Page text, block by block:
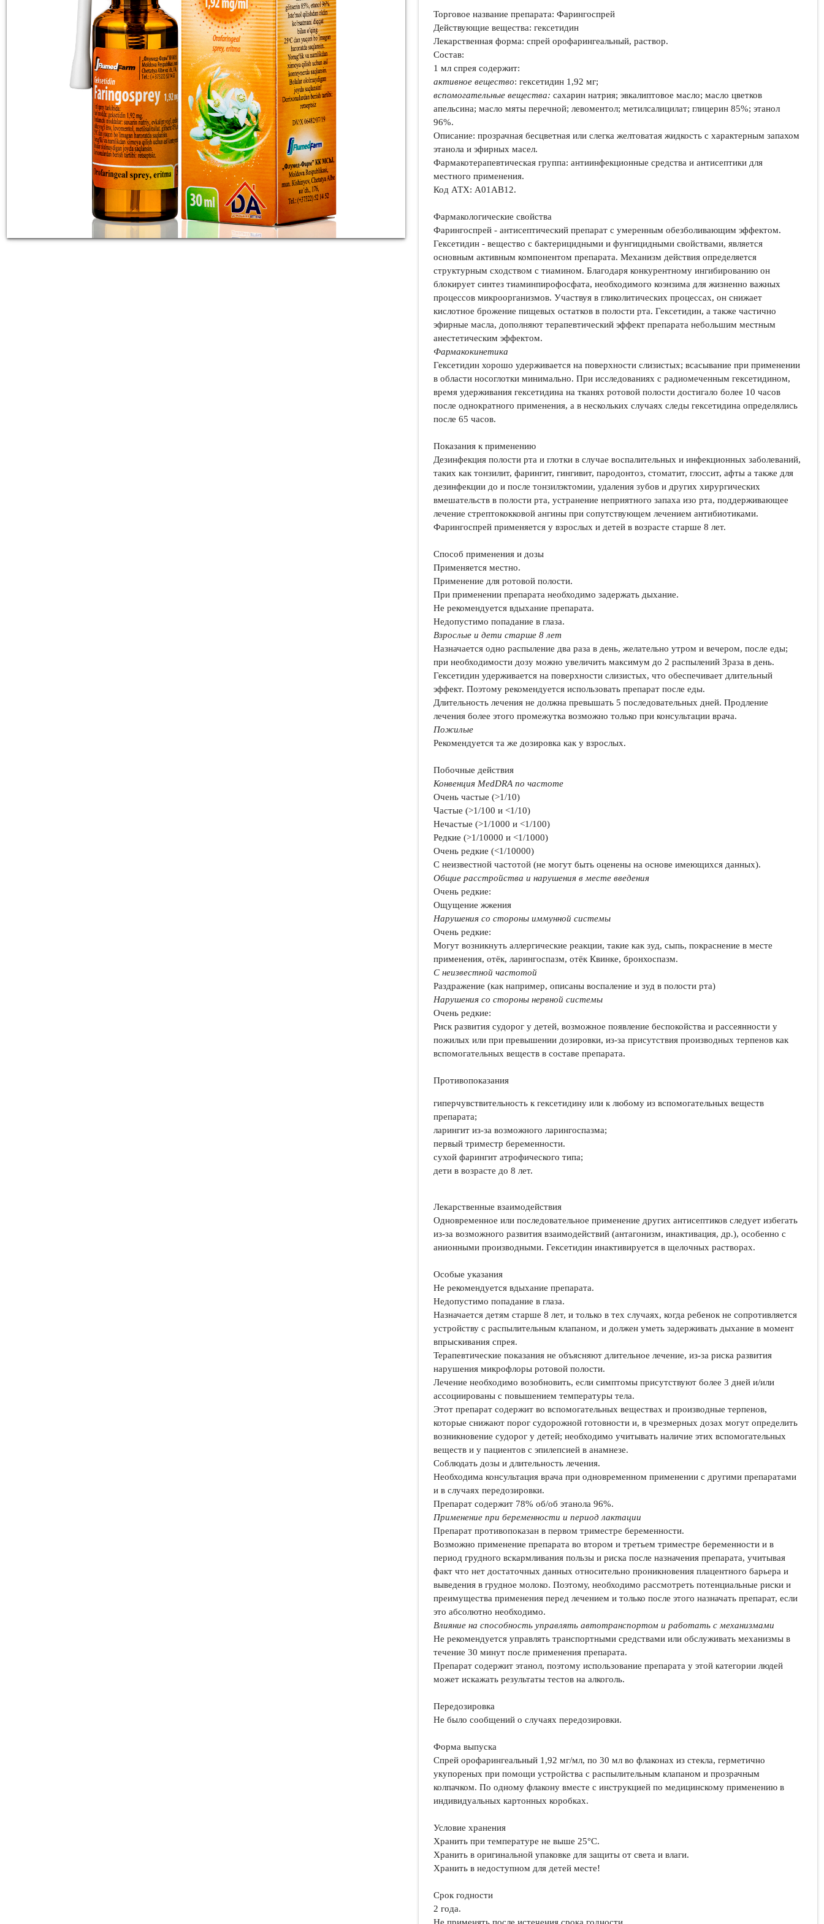
Торговое название препарата: Фарингоспрей
Действующие вещества: гексетидин
Лекарственная форма:спрей орофарингеальный, раствор.
Состав:
1 мл спрея содержит:
активное вещество: гексетидин 1,92 мг;
вспомогательные вещества:сахарин натрия; эвкалиптовое масло; масло цветков
апельсина; масло мяты перечной; левоментол; метилсалицилат; глицерин 85%; этанол
96%.
Описание:прозрачная бесцветная или слегка желтоватая жидкость с характерным запахом
этанола и эфирных масел.
Фармакотерапевтическая группа:антиинфекционные средства и антисептики для
местного применения.
Код АТХ: A01AB12.
Фармакологические свойства
Фарингоспрей - антисептический препарат с умеренным обезболивающим эффектом.
Гексетидин - вещество с бактерицидными и фунгицидными свойствами, является
основным активным компонентом препарата. Механизм действия определяется
структурным сходством с тиамином. Благодаря конкурентному ингибированию он
блокирует синтез тиаминпирофосфата, необходимого коэнзима для жизненно важных
процессов микроорганизмов. Участвуя в гликолитических процессах, он снижает
кислотное брожение пищевых остатков в полости рта. Гексетидин, а также частично
эфирные масла, дополняют терапевтический эффект препарата небольшим местным
анестетическим эффектом.
Фармакокинетика
Гексетидин хорошо удерживается на поверхности слизистых; всасывание при применении
в области носоглотки минимально. При исследованиях с радиомеченным гексетидином,
время удерживания гексетидина на тканях ротовой полости достигало более 10 часов
после однократного применения, а в нескольких случаях следы гексетидина определялись
после 65 часов.
Показания к применению
Дезинфекция полости рта и глотки в случае воспалительных и инфекционных заболеваний,
таких как тонзилит, фарингит, гингивит, пародонтоз, стоматит, глоссит, афты а также для
дезинфекции до и после тонзилэктомии, удаления зубов и других хирургических
вмешательств в полости рта, устранение неприятного запаха изо рта, поддерживающее
лечение стрептококковой ангины при сопутствующем лечением антибиотиками.
Фарингоспрей применяется у взрослых и детей в возрасте старше 8 лет.
Способ применения и дозы
Применяется местно.
Применение для ротовой полости.
При применении препарата необходимо задержать дыхание.
Не рекомендуется вдыхание препарата.
Недопустимо попадание в глаза.
Взрослые и дети старше 8 лет
Назначается одно распыление два раза в день, желательно утром и вечером, после еды;
при необходимости дозу можно увеличить максимум до 2 распылений 3раза в день.
Гексетидин удерживается на поверхности слизистых, что обеспечивает длительный
эффект. Поэтому рекомендуется использовать препарат после еды.
Длительность лечения не должна превышать 5 последовательных дней. Продление
лечения более этого промежутка возможно только при консультации врача.
Пожилые
Рекомендуется та же дозировка как у взрослых.
Побочные действия
Конвенция MedDRA по частоте
Очень частые (>1/10)
Частые (>1/100 и <1/10)
Нечастые (>1/1000 и <1/100)
Редкие (>1/10000 и <1/1000)
Очень редкие (<1/10000)
С неизвестной частотой (не могут быть оценены на основе имеющихся данных).
Общие расстройства и нарушения в месте введения
Очень редкие:
Ощущение жжения
Нарушения со стороны иммунной системы
Очень редкие:
Могут возникнуть аллергические реакции, такие как зуд, сыпь, покраснение в месте
применения, отёк, ларингоспазм, отёк Квинке, бронхоспазм.
С неизвестной частотой
Раздражение (как например, описаны воспаление и зуд в полости рта)
Нарушения со стороны нервной системы
Очень редкие:
Риск развития судорог у детей, возможное появление беспокойства и рассеянности у
пожилых или при превышении дозировки, из-за присутствия производных терпенов как
вспомогательных веществ в составе препарата.
Противопоказания
гиперчувствительность к гексетидину или к любому из вспомогательных веществ
препарата;
ларингит из-за возможного ларингоспазма;
первый триместр беременности.
сухой фарингит атрофического типа;
дети в возрасте до 8 лет.
Лекарственные взаимодействия
Одновременное или последовательное применение других антисептиков следует избегать
из-за возможного развития взаимодействий (антагонизм, инактивация, др.), особенно с
анионными производными. Гексетидин инактивируется в щелочных растворах.
Особые указания
Не рекомендуется вдыхание препарата.
Недопустимо попадание в глаза.
Назначается детям старше 8 лет, и только в тех случаях, когда ребенок не сопротивляется
устройству с распылительным клапаном, и должен уметь задерживать дыхание в момент
впрыскивания спрея.
Терапевтические показания не объясняют длительное лечение, из-за риска развития
нарушения микрофлоры ротовой полости.
Лечение необходимо возобновить, если симптомы присутствуют более 3 дней и/или
ассоциированы с повышением температуры тела.
Этот препарат содержит во вспомогательных веществах и производные терпенов,
которые снижают порог судорожной готовности и, в чрезмерных дозах могут определить
возникновение судорог у детей; необходимо учитывать наличие этих вспомогательных
веществ и у пациентов с эпилепсией в анамнезе.
Соблюдать дозы и длительность лечения.
Необходима консультация врача при одновременном применении с другими препаратами
и в случаях передозировки.
Препарат содержит 78% об/об этанола 96%.
Применение при беременности и период лактации
Препарат противопоказан в первом триместре беременности.
Возможно применение препарата во втором и третьем триместре беременности и в
период грудного вскармливания пользы и риска после назначения препарата, учитывая
факт что нет достаточных данных относительно проникновения плацентного барьера и
выведения в грудное молоко. Поэтому, необходимо рассмотреть потенциальные риски и
преимущества применения перед лечением и только после этого назначать препарат, если
это абсолютно необходимо.
Влияние на способность управлять автотранспортом и работать с механизмами
Не рекомендуется управлять транспортными средствами или обслуживать механизмы в
течение 30 минут после применения препарата.
Препарат содержит этанол, поэтому использование препарата у этой категории людей
может искажать результаты тестов на алкоголь.
Передозировка
Не было сообщений о случаях передозировки.
Форма выпуска
Спрей орофарингеальный 1,92 мг/мл, по 30 мл во флаконах из стекла, герметично
укупореных при помощи устройства с распылительным клапаном и прозрачным
колпачком. По одному флакону вместе с инструкцией по медицинскому применению в
индивидуальных картонных коробках.
Условие хранения
Хранить при температуре не выше 25°C.
Хранить в оригинальной упаковке для защиты от света и влаги.
Хранить в недоступном для детей месте!
Срок годности
2 года.